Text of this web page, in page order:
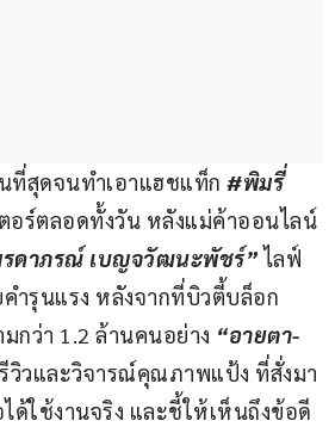
ที่สุดจนทำเอาแฮชแท็ก #พิมรี่
อร์ตลอดทั้งวัน หลังแม่ค้าออนไลน์
ดาภรณ์ เบญจวัฒนะพัชร์” ไลฟ์
ำรุนแรง หลังจากที่บิวตี้บล็อก
กว่า 1.2 ล้านคนอย่าง “อายตา-
วิวและวิจารณ์คุณภาพแป้ง ที่สั่งมา
ด้ใช้งานจริง และชี้ให้เห็นถึงข้อดี